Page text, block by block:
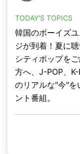
TODAY'S TOPICS
韓国のボーイズ
ジが到着！夏に
シティポップを
方へ、J-POP、
のリアルな"今"を
ント番組。